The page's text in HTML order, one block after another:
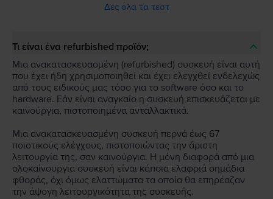
Δες όλα τα τεστ
Τι είναι ένα refurbished προϊόν;
Μια ανακατασκευασμένη (refurbished) συσκευή είναι αυτή
που έχει ήδη χρησιμοποιηθεί και έχει ελεγχθεί ενδελεχώς
από τους ειδικούς μας τόσο για το software όσο και το
hardware. Εάν είναι αναγκαίο η συσκευή επισκευάζεται με
καινούργια, πιστοποιημένα ανταλλακτικά.
Μια ανακατασκευασμένη συσκευή περνά έως 67
ποιοτικούς ελέγχους, πιστοποιώντας την άριστη
λειτουργία της, σαν καινούργια. Η μόνη διαφορά από μια
ολοκαίνουργια συσκευή είναι κάποια ελαφριά σημάδια
φθοράς, όχι όμως ελαττώματα τα οποία θα επηρέαζαν
την άψογη λειτουργικότητα της συσκευής.